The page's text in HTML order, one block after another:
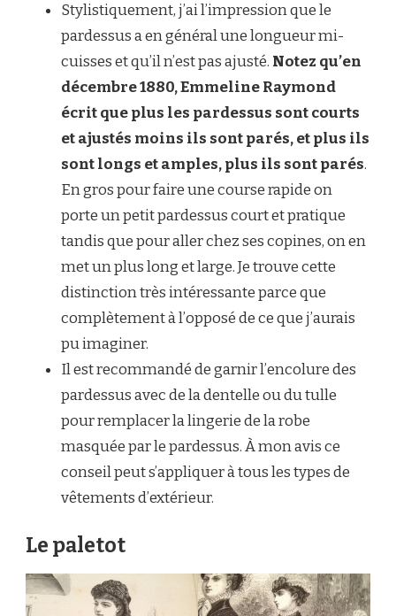
Stylistiquement, j’ai l’impression que le
pardessus a en général une longueur mi-
cuisses et qu’il n’est pas ajusté. Notez qu’en
décembre 1880, Emmeline Raymond
écrit que plus les pardessus sont courts
et ajustés moins ils sont parés, et plus ils
sont longs et amples, plus ils sont parés.
En gros pour faire une course rapide on
porte un petit pardessus court et pratique
tandis que pour aller chez ses copines, on en
met un plus long et large. Je trouve cette
distinction très intéressante parce que
complètement à l’opposé de ce que j’aurais
pu imaginer.
Il est recommandé de garnir l’encolure des
pardessus avec de la dentelle ou du tulle
pour remplacer la lingerie de la robe
masquée par le pardessus. À mon avis ce
conseil peut s’appliquer à tous les types de
vêtements d’extérieur.
Le paletot